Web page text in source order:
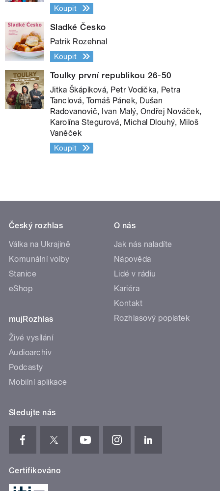
Koupit
Sladké Česko
Patrik Rozehnal
Koupit
Toulky první republikou 26-50
Jitka Škápíková, Petr Vodička, Petra
Tanclová, Tomáš Pánek, Dušan
Radovanovič, Ivan Malý, Ondřej Nováček,
Karolína Stegurová, Michal Dlouhý, Miloš
Vaněček
Koupit
Český rozhlas
Válka na Ukrajině
Komunální volby
Stanice
eShop
mujRozhlas
Živé vysílání
Audioarchiv
Podcasty
Mobilní aplikace
O nás
Jak nás naladíte
Nápověda
Lidé v rádiu
Kariéra
Kontakt
Rozhlasový poplatek
Sledujte nás
Certifikováno